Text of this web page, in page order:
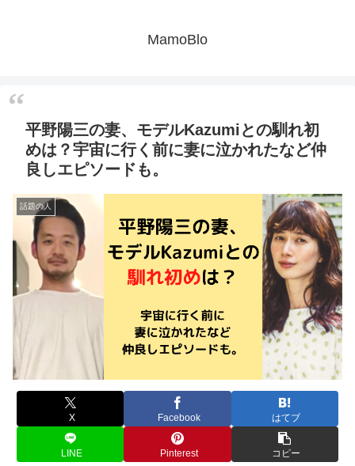
MamoBlo
平野陽三の妻、モデルKazumiとの馴れ初
めは？宇宙に行く前に妻に泣かれたなど仲
良しエピソードも。
話題の人
X Facebook はてブ
LINE Pinterest コピー